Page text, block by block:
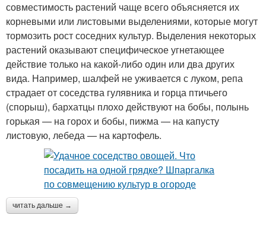
совместимость растений чаще всего объясняется их
корневыми или листовыми выделениями, которые могут
тормозить рост соседних культур. Выделения некоторых
растений оказывают специфическое угнетающее
действие только на какой-либо один или два других
вида. Например, шалфей не уживается с луком, репа
страдает от соседства гулявника и горца птичьего
(спорыш), бархатцы плохо действуют на бобы, полынь
горькая — на горох и бобы, пижма — на капусту
листовую, лебеда — на картофель.
читать дальше →